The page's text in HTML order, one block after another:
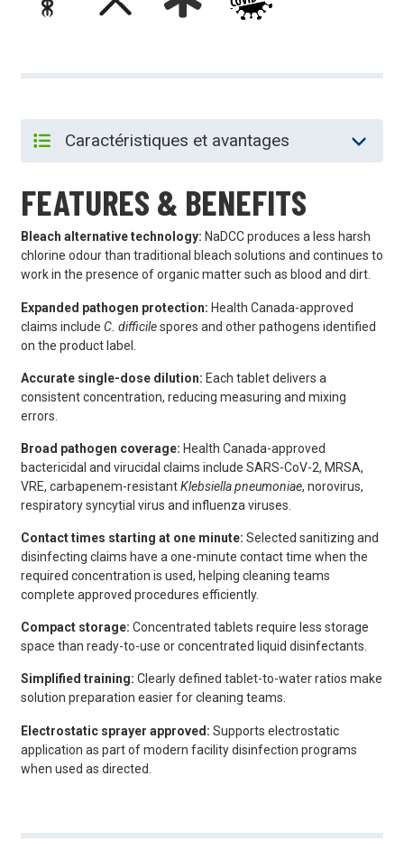
FEATURES & BENEFITS
Bleach alternative technology: NaDCC produces a less harsh
chlorine odour than traditional bleach solutions and continues to
work in the presence of organic matter such as blood and dirt.
Expanded pathogen protection: Health Canada-approved
claims include C. difficilespores and other pathogens identified
on the product label.
Accurate single-dose dilution: Each tablet delivers a
consistent concentration, reducing measuring and mixing
errors.
Broad pathogen coverage: Health Canada-approved
bactericidal and virucidal claims include SARS-CoV-2, MRSA,
VRE, carbapenem-resistantKlebsiella pneumoniae, norovirus,
respiratory syncytial virus and influenza viruses.
Contact times starting at one minute: Selected sanitizing and
disinfecting claims have a one-minute contact time when the
required concentration is used, helping cleaning teams
complete approved procedures efficiently.
Compact storage: Concentrated tablets require less storage
space than ready-to-use or concentrated liquid disinfectants.
Simplified training: Clearly defined tablet-to-water ratios make
solution preparation easier for cleaning teams.
Electrostatic sprayer approved: Supports electrostatic
application as part of modern facility disinfection programs
when used as directed.